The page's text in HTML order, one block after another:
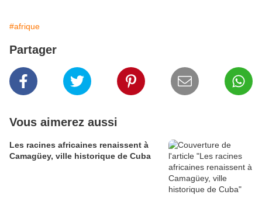
#afrique
Partager
Vous aimerez aussi
Les racines africaines renaissent à
Camagüey, ville historique de Cuba